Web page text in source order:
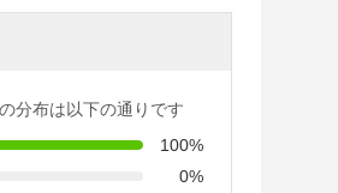
分布は以下の通りです
100%
0%